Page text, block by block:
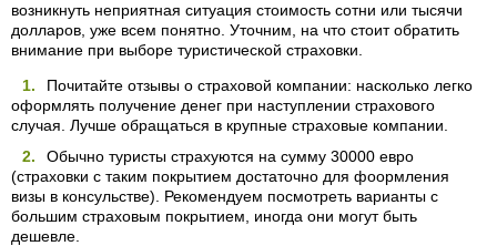
возникнуть неприятная ситуация стоимость сотни или тысячи
долларов, уже всем понятно. Уточним, на что стоит обратить
внимание при выборе туристической страховки.
Почитайте отзывы о страховой компании: насколько легко
оформлять получение денег при наступлении страхового
случая. Лучше обращаться в крупные страховые компании.
Обычно туристы страхуются на сумму 30000 евро
(страховки с таким покрытием достаточно для фоормления
визы в консульстве). Рекомендуем посмотреть варианты с
большим страховым покрытием, иногда они могут быть
дешевле.